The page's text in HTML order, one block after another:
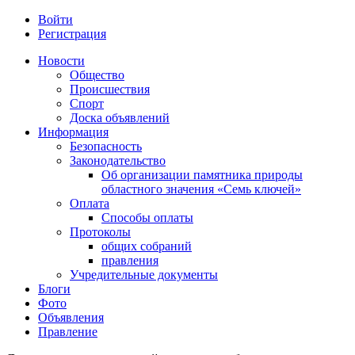
Войти
Регистрация
Новости
Общество
Происшествия
Спорт
Доска объявлений
Информация
Безопасность
Законодательство
Об организации памятника природы
областного значения «Семь ключей»
Оплата
Способы оплаты
Протоколы
общих собраний
правления
Учредительные документы
Блоги
Фото
Объявления
Правление